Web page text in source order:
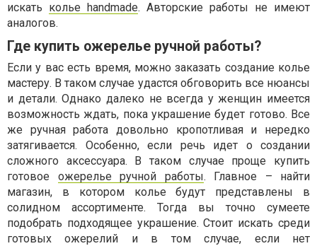
искать колье handmade. Авторские работы не имеют
аналогов.
Где купить ожерелье ручной работы?
Если у вас есть время, можно заказать создание колье
мастеру. В таком случае удастся обговорить все нюансы
и детали. Однако далеко не всегда у женщин имеется
возможность ждать, пока украшение будет готово. Все
же ручная работа довольно кропотливая и нередко
затягивается. Особенно, если речь идет о создании
сложного аксессуара. В таком случае проще купить
готовое ожерелье ручной работы. Главное – найти
магазин, в котором колье будут представлены в
солидном ассортименте. Тогда вы точно сумеете
подобрать подходящее украшение. Стоит искать среди
готовых ожерелий и в том случае, если нет